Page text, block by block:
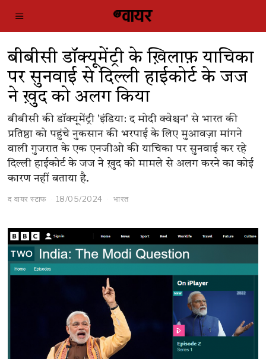
बीबीसी डॉक्यूमेंट्री के ख़िलाफ़ याचिका
पर सुनवाई से दिल्ली हाईकोर्ट के जज
ने ख़ुद को अलग किया
बीबीसी की डॉक्यूमेंट्री 'इंडिया: द मोदी क्वेश्चन' से भारत की
प्रतिष्ठा को पहुंचे नुकसान की भरपाई के लिए मुआवज़ा मांगने
वाली गुजरात के एक एनजीओ की याचिका पर सुनवाई कर रहे
दिल्ली हाईकोर्ट के जज ने ख़ुद को मामले से अलग करने का कोई
कारण नहीं बताया है.
द वायर स्टाफ 18/05/2024 भारत